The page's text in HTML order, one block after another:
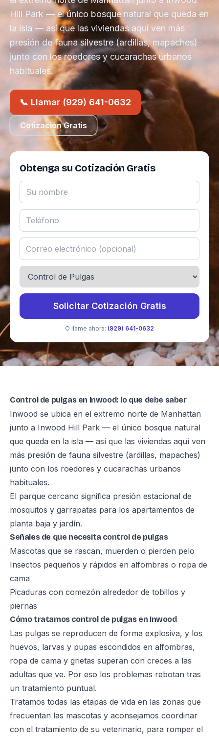
Hill Park — el único bosque natural que queda en
la isla — así que las viviendas aquí ven más
presión de fauna silvestre (ardillas, mapaches)
junto con los roedores y cucarachas urbanos
habituales.
📞 Llamar (929) 641-0632
Cotización Gratis
Obtenga su Cotización Gratis
Solicitar Cotización Gratis
O llame ahora: (929) 641-0632
Control de pulgas en Inwood: lo que debe saber
Inwood se ubica en el extremo norte de Manhattan
junto a Inwood Hill Park — el único bosque natural
que queda en la isla — así que las viviendas aquí ven
más presión de fauna silvestre (ardillas, mapaches)
junto con los roedores y cucarachas urbanos
habituales.
El parque cercano significa presión estacional de
mosquitos y garrapatas para los apartamentos de
planta baja y jardín.
Señales de que necesita control de pulgas
Mascotas que se rascan, muerden o pierden pelo
Insectos pequeños y rápidos en alfombras o ropa de
cama
Picaduras con comezón alrededor de tobillos y
piernas
Cómo tratamos control de pulgas en Inwood
Las pulgas se reproducen de forma explosiva, y los
huevos, larvas y pupas escondidos en alfombras,
ropa de cama y grietas superan con creces a las
adultas que ve. Por eso los problemas rebotan tras
un tratamiento puntual.
Tratamos todas las etapas de vida en las zonas que
frecuentan las mascotas y aconsejamos coordinar
con el tratamiento de su veterinario, para romper el